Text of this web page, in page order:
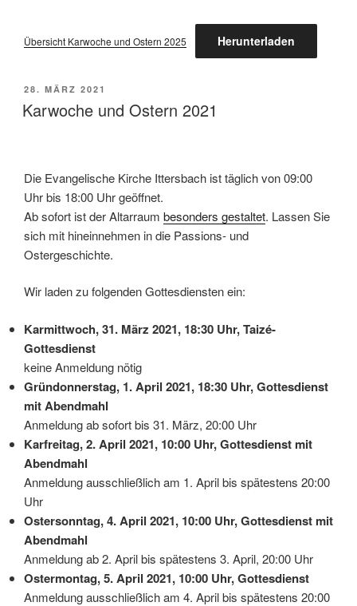
Übersicht Karwoche und Ostern 2025 Herunterladen
VERÖFFENTLICHT
AM
28. MÄRZ 2021
Karwoche und Ostern 2021
Die Evangelische Kirche Ittersbach ist täglich von 09:00
Uhr bis 18:00 Uhr geöffnet.
Ab sofort ist der Altarraum besonders gestaltet. Lassen Sie
sich mit hineinnehmen in die Passions- und
Ostergeschichte.
Wir laden zu folgenden Gottesdiensten ein:
Karmittwoch, 31. März 2021, 18:30 Uhr, Taizé-
Gottesdienst
keine Anmeldung nötig
Gründonnerstag, 1. April 2021, 18:30 Uhr, Gottesdienst
mit Abendmahl
Anmeldung ab sofort bis 31. März, 20:00 Uhr
Karfreitag, 2. April 2021, 10:00 Uhr, Gottesdienst mit
Abendmahl
Anmeldung ausschließlich am 1. April bis spätestens 20:00
Uhr
Ostersonntag, 4. April 2021, 10:00 Uhr, Gottesdienst mit
Abendmahl
Anmeldung ab 2. April bis spätestens 3. April, 20:00 Uhr
Ostermontag, 5. April 2021, 10:00 Uhr, Gottesdienst
Anmeldung ausschließlich am 4. April bis spätestens 20:00